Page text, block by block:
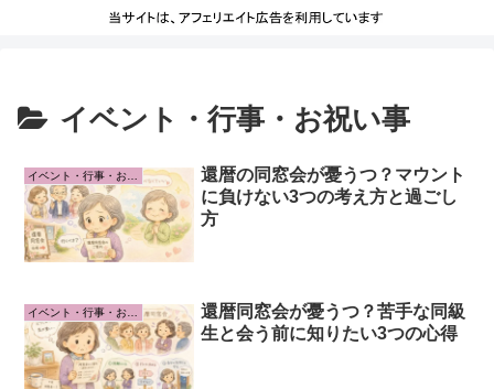
イベント・行事・お祝い事
還暦の同窓会が憂うつ？マウント
に負けない3つの考え方と過ごし
方
還暦同窓会が憂うつ？苦手な同級
生と会う前に知りたい3つの心得